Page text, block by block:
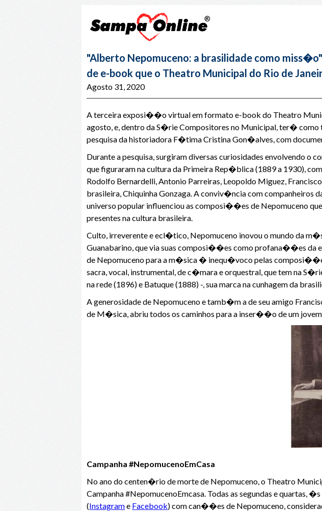
"Alberto Nepomuceno: a brasilidade como
de e-book que o Theatro Municipal do Rio de
Agosto 31, 2020
A terceira exposi��o virtual em formato e-book do Theatro
agosto, e, dentro da S�rie Compositores no Municipal, ter�
pesquisa da historiadora F�tima Cristina Gon�alves, com
Durante a pesquisa, surgiram diversas curiosidades envolvendo o
que figuraram na cultura da Primeira Rep�blica (1889 a 1930),
Rodolfo Bernardelli, Antonio Parreiras, Leopoldo Miguez,
brasileira, Chiquinha Gonzaga. A conviv�ncia com
universo popular influenciou as composi��es de Nepomuceno
presentes na cultura brasileira.
Culto, irreverente e ecl�tico, Nepomuceno inovou o mundo da
Guanabarino, que via suas composi��es como profana��es
de Nepomuceno para a m�sica � inequ�voco pelas
sacra, vocal, instrumental, de c�mara e orquestral, que tem na
na rede (1896) e Batuque (1888) -, sua marca na cunhagem da
A generosidade de Nepomuceno e tamb�m a de seu amigo
de M�sica, abriu todos os caminhos para a inser��o de um
Campanha #NepomucenoEmCasa
No ano do centen�rio de morte de Nepomuceno, o Theatro
Campanha #NepomucenoEmcasa. Todas as segundas e
(Instagrame Facebook) com can��es de Nepomuceno,